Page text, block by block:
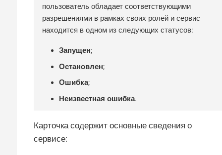
пользователь обладает соответствующими
разрешениями в рамках своих ролей и сервис
находится в одном из следующих статусов:
Запущен;
Остановлен;
Ошибка;
Неизвестная ошибка.
Карточка содержит основные сведения о
сервисе: